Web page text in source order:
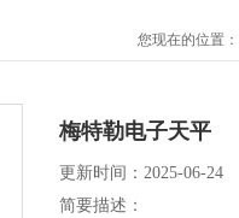
您现在的位置：
梅特勒电子天平
更新时间：2025-06-24
简要描述：